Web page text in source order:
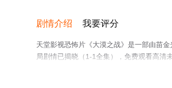
剧情介绍 我要评分
天堂影视恐怖片《大漠之战》是一部由苗
局剧情已揭晓（1-1全集），免费观看高清